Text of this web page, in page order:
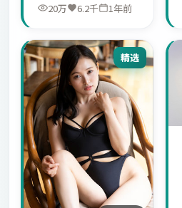
20万 6.2千 1年前
精选